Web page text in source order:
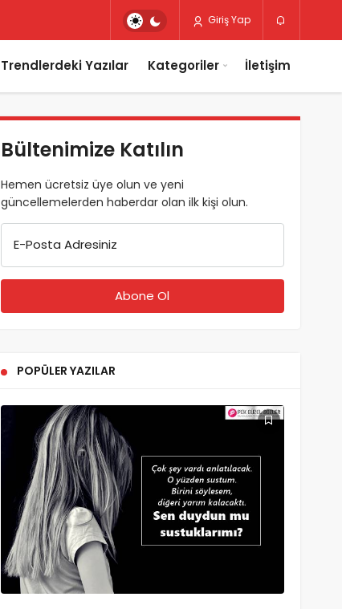
Giriş Yap
Trendlerdeki Yazılar Kategoriler İletişim
Bültenimize Katılın
Hemen ücretsiz üye olun ve yeni
güncellemelerden haberdar olan ilk kişi olun.
E-Posta Adresiniz
POPÜLER YAZILAR